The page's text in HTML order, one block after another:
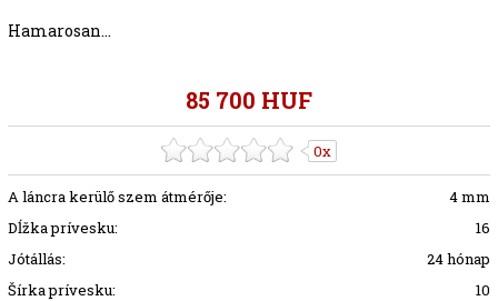
Hamarosan...
85 700 HUF
0x
A láncra kerülő szem átmérője:
4 mm
Dĺžka prívesku:
16
Jótállás:
24 hónap
Šírka prívesku:
10